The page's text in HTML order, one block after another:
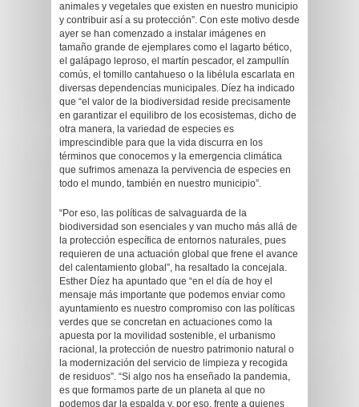
animales y vegetales que existen en nuestro municipio
y contribuir así a su protección”. Con este motivo desde
ayer se han comenzado a instalar imágenes en
tamaño grande de ejemplares como el lagarto bético,
el galápago leproso, el martín pescador, el zampullín
comús, el tomillo cantahueso o la libélula escarlata en
diversas dependencias municipales. Díez ha indicado
que “el valor de la biodiversidad reside precisamente
en garantizar el equilibro de los ecosistemas, dicho de
otra manera, la variedad de especies es
imprescindible para que la vida discurra en los
términos que conocemos y la emergencia climática
que sufrimos amenaza la pervivencia de especies en
todo el mundo, también en nuestro municipio”.
“Por eso, las políticas de salvaguarda de la
biodiversidad son esenciales y van mucho más allá de
la protección específica de entornos naturales, pues
requieren de una actuación global que frene el avance
del calentamiento global”, ha resaltado la concejala.
Esther Díez ha apuntado que “en el día de hoy el
mensaje más importante que podemos enviar como
ayuntamiento es nuestro compromiso con las políticas
verdes que se concretan en actuaciones como la
apuesta por la movilidad sostenible, el urbanismo
racional, la protección de nuestro patrimonio natural o
la modernización del servicio de limpieza y recogida
de residuos”. “Si algo nos ha enseñado la pandemia,
es que formamos parte de un planeta al que no
podemos dar la espalda y, por eso, frente a quienes